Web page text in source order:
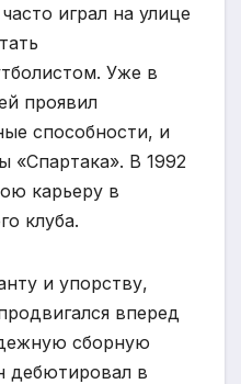
играл на улице
Уже в
проявил
способности, и
«Спартака». В 1992
карьеру в
клуба.
и упорству,
вперед
сборную
дебютировал в